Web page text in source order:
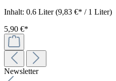
Inhalt: 0.6 Liter(9,83 €* / 1 Liter)
5,90 €*
Newsletter